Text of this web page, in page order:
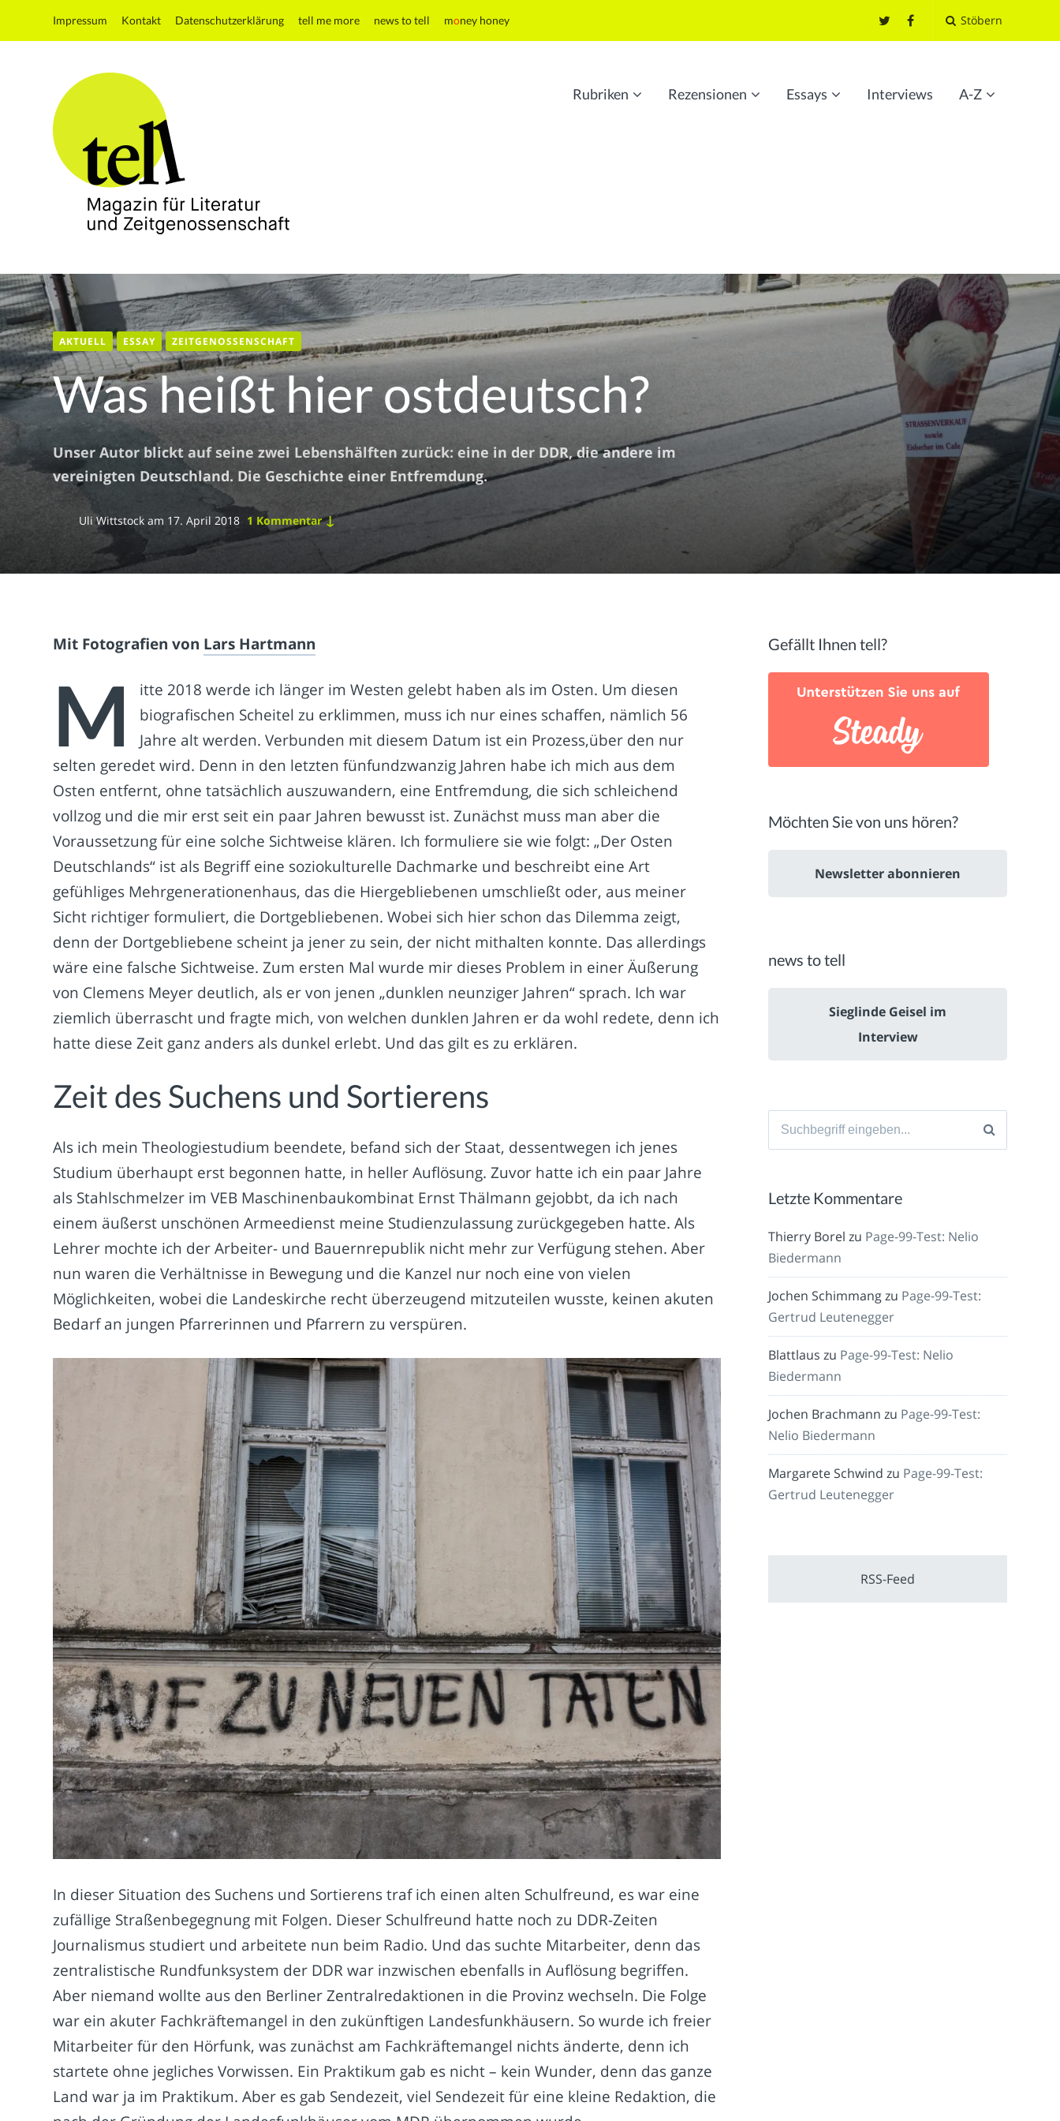
Impressum Kontakt Datenschutzerklärung tell me more news to tell money honey Stöbern
Magazin
für
Literatur
und
Zeitgenossenschaft
Rubriken Rezensionen Essays Interviews A-Z
AKTUELL ESSAY ZEITGENOSSENSCHAFT
Was heißt hier ostdeutsch?
Unser Autor blickt auf seine zwei Lebenshälften zurück: eine in der DDR, die andere im
vereinigten Deutschland. Die Geschichte einer Entfremdung.
Uli Wittstockam 17. April 2018 1 Kommentar↓
Mit Fotografien von Lars Hartmann
M
itte 2018 werde ich länger im Westen gelebt haben als im Osten. Um diesen
biografischen Scheitel zu erklimmen, muss ich nur eines schaffen, nämlich 56
Jahre alt werden. Verbunden mit diesem Datum ist ein Prozess,über den nur
selten geredet wird. Denn in den letzten fünfundzwanzig Jahren habe ich mich aus dem
Osten entfernt, ohne tatsächlich auszuwandern, eine Entfremdung, die sich schleichend
vollzog und die mir erst seit ein paar Jahren bewusst ist. Zunächst muss man aber die
Voraussetzung für eine solche Sichtweise klären. Ich formuliere sie wie folgt: „Der Osten
Deutschlands“ ist als Begriff eine soziokulturelle Dachmarke und beschreibt eine Art
gefühliges Mehrgenerationenhaus, das die Hiergebliebenen umschließt oder, aus meiner
Sicht richtiger formuliert, die Dortgebliebenen. Wobei sich hier schon das Dilemma zeigt,
denn der Dortgebliebene scheint ja jener zu sein, der nicht mithalten konnte. Das allerdings
wäre eine falsche Sichtweise. Zum ersten Mal wurde mir dieses Problem in einer Äußerung
von Clemens Meyer deutlich, als er von jenen „dunklen neunziger Jahren“ sprach. Ich war
ziemlich überrascht und fragte mich, von welchen dunklen Jahren er da wohl redete, denn ich
hatte diese Zeit ganz anders als dunkel erlebt. Und das gilt es zu erklären.
Zeit des Suchens und Sortierens
Als ich mein Theologiestudium beendete, befand sich der Staat, dessentwegen ich jenes
Studium überhaupt erst begonnen hatte, in heller Auflösung. Zuvor hatte ich ein paar Jahre
als Stahlschmelzer im VEB Maschinenbaukombinat Ernst Thälmann gejobbt, da ich nach
einem äußerst unschönen Armeedienst meine Studienzulassung zurückgegeben hatte. Als
Lehrer mochte ich der Arbeiter- und Bauernrepublik nicht mehr zur Verfügung stehen. Aber
nun waren die Verhältnisse in Bewegung und die Kanzel nur noch eine von vielen
Möglichkeiten, wobei die Landeskirche recht überzeugend mitzuteilen wusste, keinen akuten
Bedarf an jungen Pfarrerinnen und Pfarrern zu verspüren.
In dieser Situation des Suchens und Sortierens traf ich einen alten Schulfreund, es war eine
zufällige Straßenbegegnung mit Folgen. Dieser Schulfreund hatte noch zu DDR-Zeiten
Journalismus studiert und arbeitete nun beim Radio. Und das suchte Mitarbeiter, denn das
zentralistische Rundfunksystem der DDR war inzwischen ebenfalls in Auflösung begriffen.
Aber niemand wollte aus den Berliner Zentralredaktionen in die Provinz wechseln. Die Folge
war ein akuter Fachkräftemangel in den zukünftigen Landesfunkhäusern. So wurde ich freier
Mitarbeiter für den Hörfunk, was zunächst am Fachkräftemangel nichts änderte, denn ich
startete ohne jegliches Vorwissen. Ein Praktikum gab es nicht – kein Wunder, denn das ganze
Land war ja im Praktikum. Aber es gab Sendezeit, viel Sendezeit für eine kleine Redaktion, die
Gefällt Ihnen tell?
Möchten Sie von uns hören?
Newsletter abonnieren
news to tell
Sieglinde Geisel im
Interview
Suche
Letzte Kommentare
Thierry Borel zu Page-99-Test: Nelio
Biedermann
Jochen Schimmangzu Page-99-Test:
Gertrud Leutenegger
Blattlaus zu Page-99-Test: Nelio
Biedermann
Jochen Brachmann zu Page-99-Test:
Nelio Biedermann
Margarete Schwind zu Page-99-Test:
Gertrud Leutenegger
RSS-Feed